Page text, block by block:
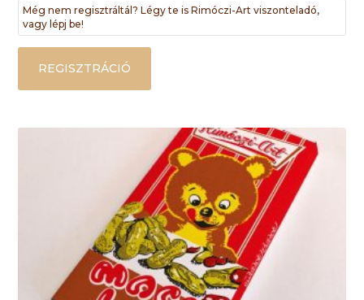
Még nem regisztráltál? Légy te is Rimóczi-Art viszonteladó,
vagy lépj be!
REGISZTRÁCIÓ